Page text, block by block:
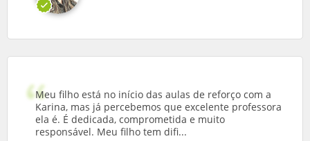
Meu filho está no início das aulas de reforço com a
Karina, mas já percebemos que excelente professora
ela é. É dedicada, comprometida e muito
responsável. Meu filho tem difi...